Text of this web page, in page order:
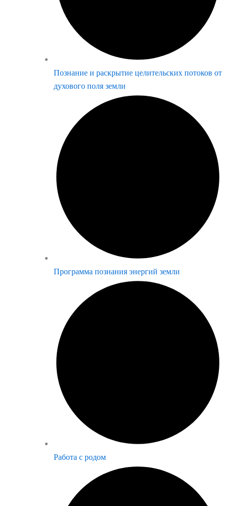
Познание и раскрытие целительских потоков от
духового поля земли
Программа познания энергий земли
Работа с родом